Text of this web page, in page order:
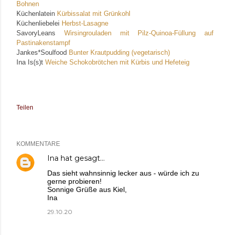
Bohnen
Küchenlatein Kürbissalat mit Grünkohl
Küchenliebelei Herbst-Lasagne
SavoryLeans Wirsingrouladen mit Pilz-Quinoa-Füllung auf
Pastinakenstampf
Jankes*Soulfood Bunter Krautpudding (vegetarisch)
Ina Is(s)t Weiche Schokobrötchen mit Kürbis und Hefeteig
Teilen
KOMMENTARE
Ina hat gesagt…
Das sieht wahnsinnig lecker aus - würde ich zu
gerne probieren!
Sonnige Grüße aus Kiel,
Ina
29.10.20